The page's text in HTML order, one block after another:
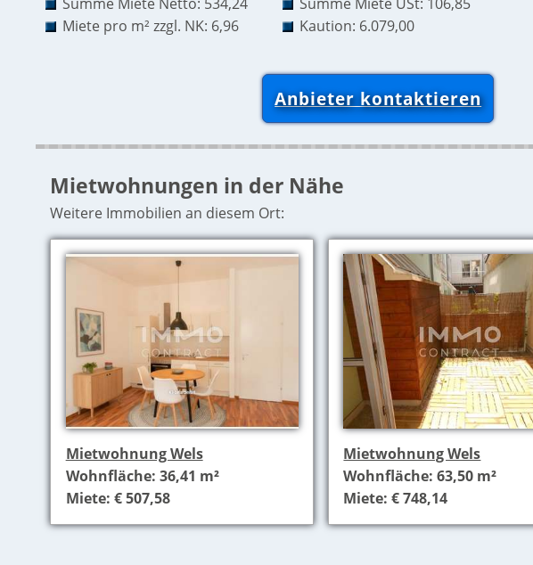
Miete pro m² zzgl. NK: 6,96
Kaution: 6.079,00
Anbieter kontaktieren
Mietwohnungen in der Nähe
Weitere Immobilien an diesem Ort:
Mietwohnung Wels
Wohnfläche: 36,41 m²
Miete: € 507,58
Mietwohnung Wels
Wohnfläche: 63,50 m²
Miete: € 748,14